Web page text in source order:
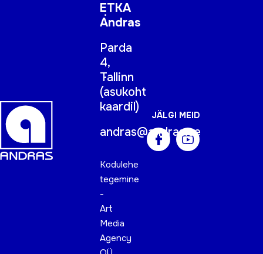
ETKA
Andras
Parda
4,
Tallinn
(asukoht
kaardil)
andras@andras.ee
Kodulehe
tegemine
-
Art
Media
Agency
JÄLGI MEID